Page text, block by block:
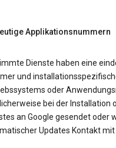
Applikationsnummern
Dienste haben eine
und
oder
bei der Installation
an Google gesendet oder
Updates Kontakt